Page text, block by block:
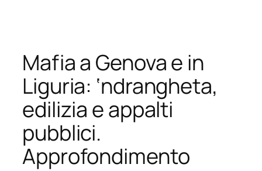
contenuto
Mafia a Genova e in
Liguria: ‘ndrangheta,
edilizia e appalti
pubblici.
Approfondimento